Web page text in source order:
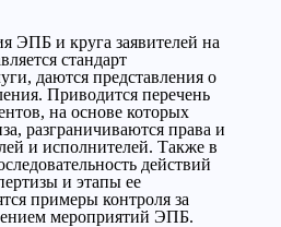
ЭПБ и круга заявителей на
стандарт
даются представления о
Приводится перечень
на основе которых
разграничиваются права и
и исполнителей. Также в
действий
и этапы ее
примеры контроля за
мероприятий ЭПБ.